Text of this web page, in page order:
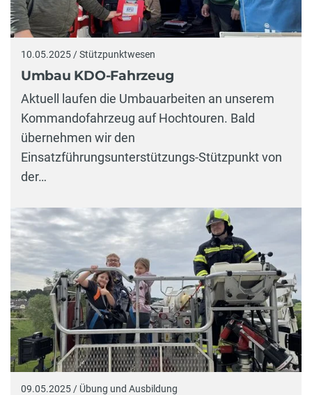
10.05.2025 / Stützpunktwesen
Umbau KDO-Fahrzeug
Aktuell laufen die Umbauarbeiten an unserem
Kommandofahrzeug auf Hochtouren. Bald
übernehmen wir den
Einsatzführungsunterstützungs-Stützpunkt von
der…
09.05.2025 / Übung und Ausbildung